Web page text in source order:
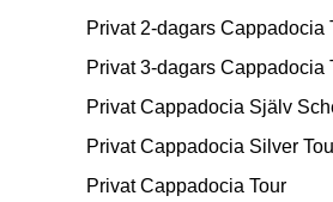
Privat 2-dagars Cappadocia
Privat 3-dagars Cappadocia
Privat Cappadocia Själv
Privat Cappadocia Silver
Privat Cappadocia Tour